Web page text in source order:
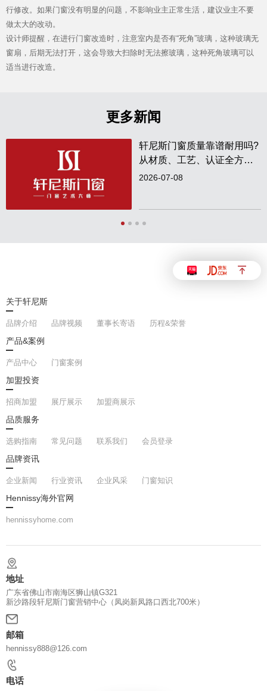
官网首页
行修改。如果门窗没有明显的问题，不影响业主正常生活，建议业主不要
做太大的改动。
设计师提醒，在进行门窗改造时，注意室内是否有“死角”玻璃，这种玻璃无
窗扇，后期无法打开，这会导致大扫除时无法擦玻璃，这种死角玻璃可以
适当进行改造。
更多新闻
轩尼斯门窗质量靠谱耐用吗?
从材质、工艺、认证全方位
实测解析
2026-07-08
关于轩尼斯
品牌介绍 品牌视频 董事长寄语
历程&荣誉
产品&案例
产品中心
门窗案例
加盟投资
招商加盟 展厅展示
加盟商展示
品质服务
选购指南 常见问题 联系我们
会员登录
品牌资讯
企业新闻 行业资讯 企业风采
门窗知识
Hennissy海外官网
hennissyhome.com
地址
广东省佛山市南海区狮山镇G321
新沙路段轩尼斯门窗营销中心（凤岗新凤路口西北700米）
邮箱
hennissy888@126.com
电话